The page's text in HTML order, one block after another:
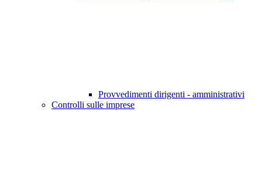
Provvedimenti dirigenti - amministrativi
Controlli sulle imprese